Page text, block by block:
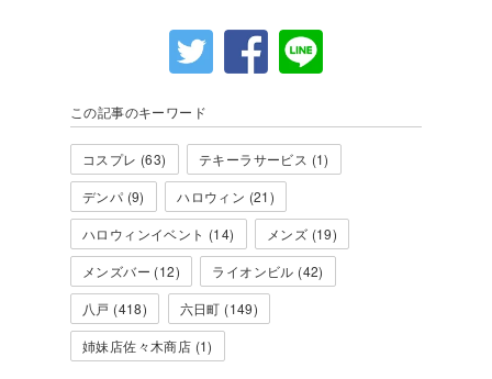
この記事のキーワード
コスプレ (63)
テキーラサービス (1)
デンパ (9)
ハロウィン (21)
ハロウィンイベント (14)
メンズ (19)
メンズバー (12)
ライオンビル (42)
八戸 (418)
六日町 (149)
姉妹店佐々木商店 (1)